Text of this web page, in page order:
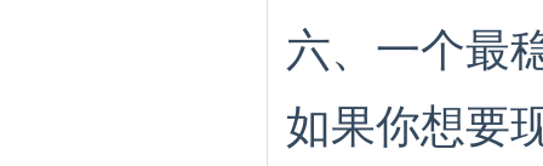
六、一个最
如果你想要